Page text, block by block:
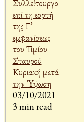
03/10/2021
3 min read